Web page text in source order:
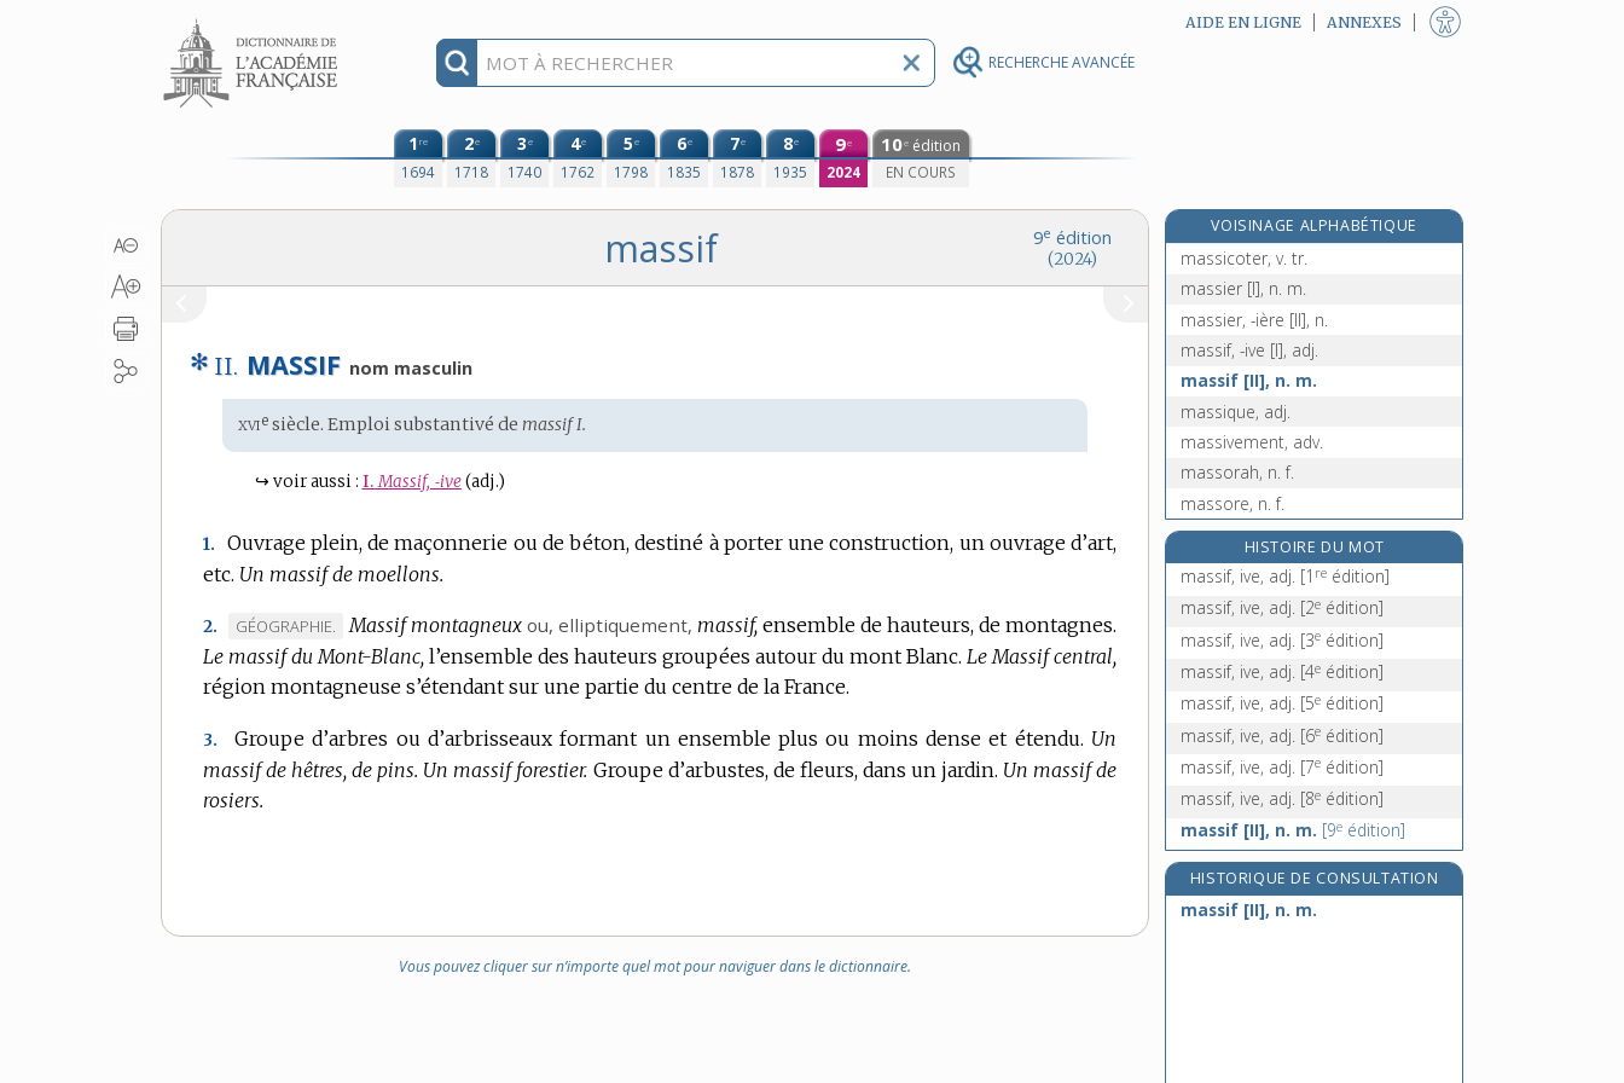
RECHERCHE AVANCÉE
Aller au contenu AIDE EN LIGNE ANNEXES
1re
1694
2e
1718
3e
1740
4e
1762
5e
1798
6e
1835
7e
1878
8e
1935
9e
2024
10e édition
EN COURS
9e édition
(2024)
massif
✻ II. MASSIF nom masculin
Étymologie
:
xvie siècle. Emploi substantivé demassif I.
↪ voir aussi : I.Massif, ‑ive(adj.)
1.
Ouvrage plein, de maçonnerie ou de béton, destiné à porter une construction, un ouvrage d’art,
etc. Un massif de moellons.
2.
MARQUE
DE
DOMAINE
GÉOGRAPHIE. Massif montagneux ou, elliptiquement, massif, ensemble de hauteurs, de montagnes.
Le massif du Mont-Blanc, l’ensemble des hauteurs groupées autour du mont Blanc. Le Massif central,
région montagneuse s’étendant sur une partie du centre de la France.
3. Groupe d’arbres ou d’arbrisseaux formant un ensemble plus ou moins dense et étendu. Un
massif de hêtres, de pins. Un massif forestier. Groupe d’arbustes, de fleurs, dans un jardin. Un massif de
rosiers.
Vous pouvez cliquer sur n’importe quel mot pour naviguer dans le dictionnaire.
VOISINAGE ALPHABÉTIQUE
massicot [II], n. m.
massicoter, v. tr.
massier [I], n. m.
massier, -ière [II], n.
massif, -ive [I], adj.
massif [II], n. m.
massique, adj.
massivement, adv.
massorah, n. f.
massore, n. f.
massorète, n. m.
massorètes, n. m. pl.[7eédition]
massorétique, adj.
[7 édition]
massue, n. f.
HISTOIRE DU MOT
massif, ive, adj. [1 re édition]
massif, ive, adj. [2e édition]
massif, ive, adj. [3e édition]
massif, ive, adj. [4e édition]
massif, ive, adj. [5e édition]
massif, ive, adj. [6e édition]
massif, ive, adj. [7e édition]
massif, ive, adj. [8e édition]
massif [II], n. m. [9e édition]
HISTORIQUE DE CONSULTATION
massif [II], n. m.